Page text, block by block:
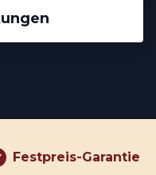
Festpreis-Garantie